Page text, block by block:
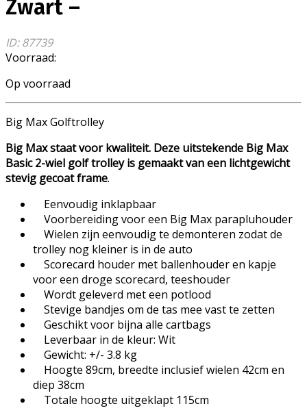
Zwart –
ID: 87739
Voorraad:
Op voorraad
Big Max Golftrolley
Big Max staat voor kwaliteit. Deze uitstekende Big Max
Basic 2-wiel golf trolley is gemaakt van een lichtgewicht
stevig gecoat frame.
Eenvoudig inklapbaar
Voorbereiding voor een Big Max parapluhouder
Wielen zijn eenvoudig te demonteren zodat de
trolley nog kleiner is in de auto
Scorecard houder met ballenhouder en kapje
voor een droge scorecard, teeshouder
Wordt geleverd met een potlood
Stevige bandjes om de tas mee vast te zetten
Geschikt voor bijna alle cartbags
Leverbaar in de kleur: Wit
Gewicht: +/- 3.8 kg
Hoogte 89cm, breedte inclusief wielen 42cm en
diep 38cm
Totale hoogte uitgeklapt 115cm